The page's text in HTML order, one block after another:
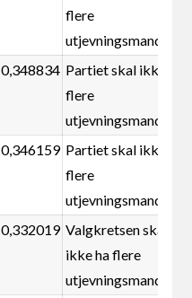
flere
utjevningsmandater
0,348834 Partiet skal ikke ha
flere
utjevningsmandater
0,346159 Partiet skal ikke ha
flere
utjevningsmandater
0,332019 Valgkretsen skal
ikke ha flere
utjevningsmandater